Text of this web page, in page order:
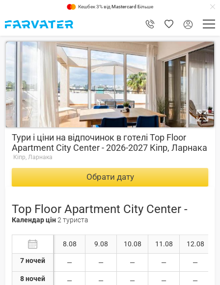
Кешбек 3% від Mastercard Більше
9.2
Тури і ціни на відпочинок в готелі Top Floor
Apartment City Center - 2026-2027 Кіпр, Ларнака
Кіпр, Ларнака
Обрати дату
Top Floor Apartment City Center -
Календар цін2 туриста
7 ночей
8 ночей
8.08 9.08 10.08 11.08 12.08